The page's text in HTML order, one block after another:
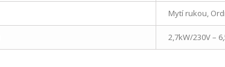
Mytí rukou,
2,7kW/230V –